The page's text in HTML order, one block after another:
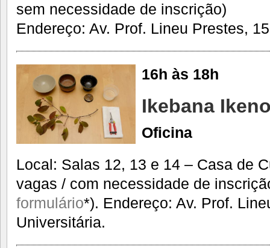
sem necessidade de inscrição)
Endereço: Av. Prof. Lineu Prestes,
16h às 18h
Ikebana
Oficina
Local: Salas 12, 13 e 14 – Casa de
vagas / com necessidade de
formulário*). Endereço: Av. Prof.
Universitária.